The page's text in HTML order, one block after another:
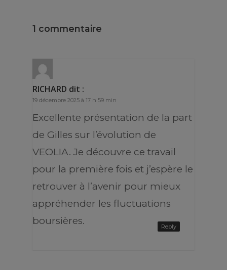
1 commentaire
RICHARD dit :
19 décembre 2025 à 17 h 59 min
Excellente présentation de la part
de Gilles sur l’évolution de
VEOLIA. Je découvre ce travail
pour la première fois et j’espère le
retrouver à l’avenir pour mieux
appréhender les fluctuations
boursières.
Reply